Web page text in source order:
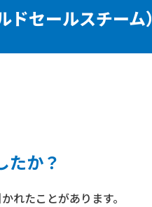
ドセールスチーム）
たか？
れたことがあります。